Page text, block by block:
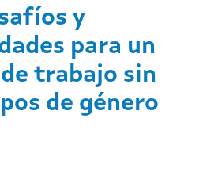
y
para un
trabajo sin
de género